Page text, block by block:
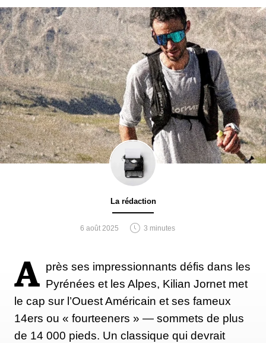
La rédaction
6 août 2025 3 minutes
A près ses impressionnants défis dans les
Pyrénées et les Alpes, Kilian Jornet met
le cap sur l’Ouest Américain et ses fameux
14ers ou « fourteeners » — sommets de plus
de 14 000 pieds. Un classique qui devrait